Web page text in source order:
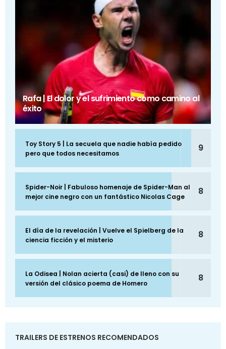
Rafa | El dolor y el sufrimiento como camino al
éxito
Toy Story 5 | La secuela que nadie había pedido
pero que todos necesitamos
9
Spider-Noir | Fabuloso homenaje de Spider-Man al
mejor cine negro con un fantástico Nicolas Cage
8
El día de la revelación | Vuelve el Spielberg de la
ciencia ficción y el misterio
8
La Odisea | Nolan acierta (casi) de lleno con su
versión del clásico poema de Homero
8
TRAILERS DE ESTRENOS RECOMENDADOS